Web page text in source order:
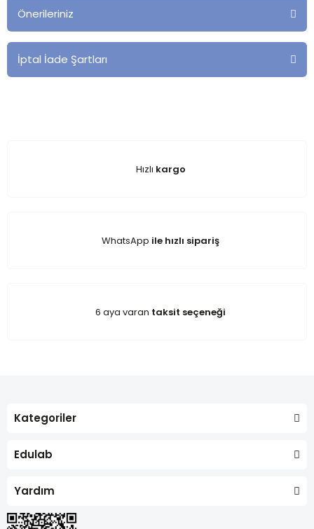
Önerileriniz
İptal İade Şartları
Hızlı kargo
WhatsApp ile hızlı sipariş
6 aya varan taksit seçeneği
Kategoriler
Edulab
Yardım